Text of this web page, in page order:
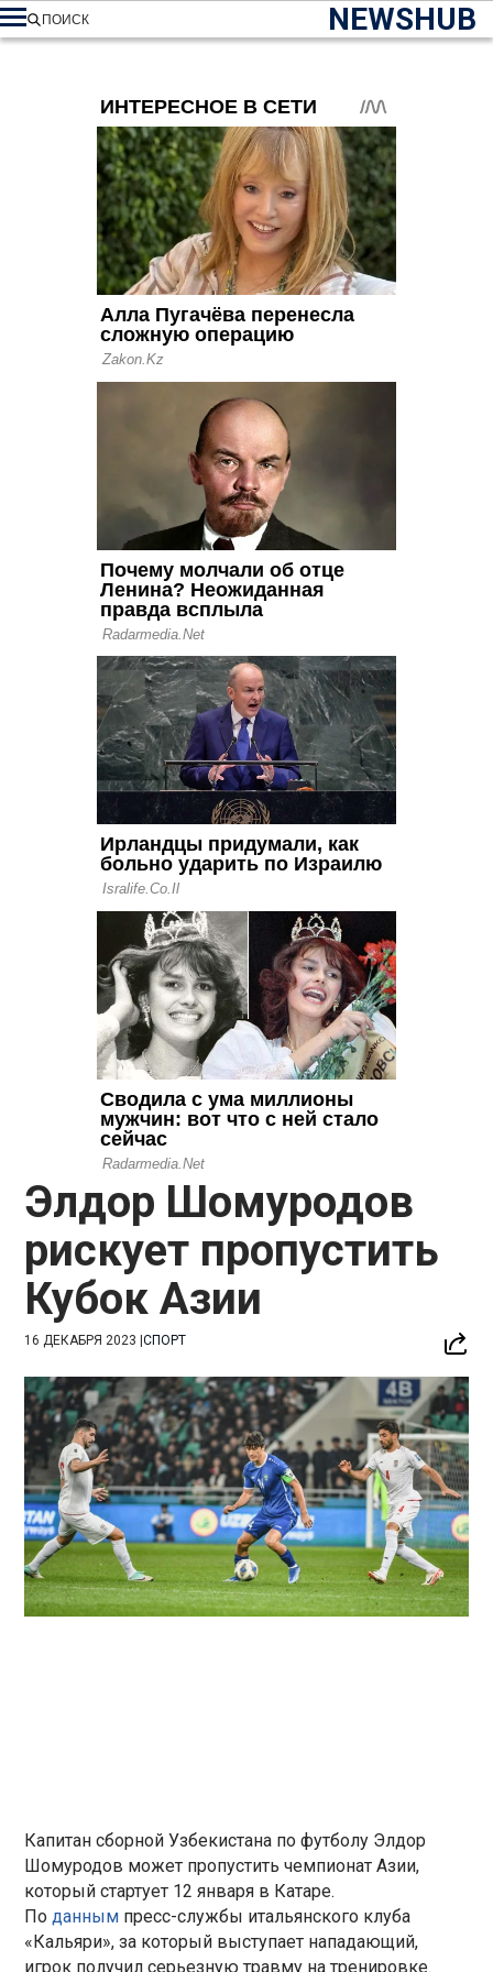
NEWSHUB
ПОИСК
Элдор Шомуродов
рискует пропустить
Кубок Азии
16 ДЕКАБРЯ 2023 |СПОРТ
Капитан сборной Узбекистана по футболу Элдор
Шомуродов может пропустить чемпионат Азии,
который стартует 12 января в Катаре.
Поданным пресс-службы итальянского клуба
«Кальяри», за который выступает нападающий,
игрок получил серьезную травму на тренировке.